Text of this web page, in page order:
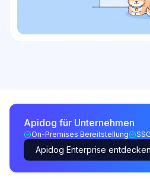
Apidog für Unternehmen
On-Premises Bereitstellung
Apidog Enterprise entdecken